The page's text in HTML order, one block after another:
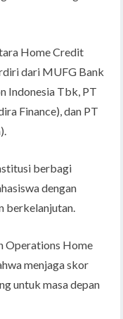
Home Credit
dari MUFG Bank
Indonesia Tbk, PT
Finance), dan PT
berbagi
dengan
berkelanjutan.
Operations Home
menjaga skor
untuk masa depan